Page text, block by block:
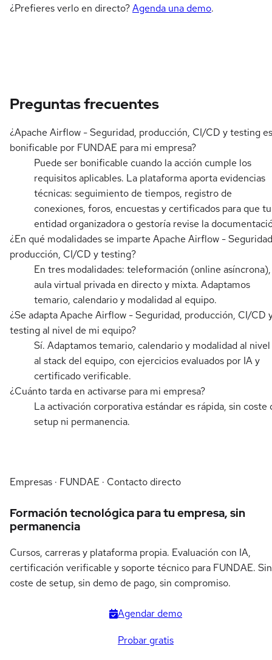
¿Prefieres verlo en directo?Agenda una demo.
Preguntas frecuentes
¿Apache Airflow - Seguridad, producción, CI/CD y testing es
bonificable por FUNDAE para mi empresa?
Puede ser bonificable cuando la acción cumple los
requisitos aplicables. La plataforma aporta evidencias
técnicas: seguimiento de tiempos, registro de
conexiones, foros, encuestas y certificados para que tu
entidad organizadora o gestoría revise la
¿En qué modalidades se imparte Apache Airflow -
producción, CI/CD y testing?
En tres modalidades: teleformación (online asíncrona),
aula virtual privada en directo y mixta. Adaptamos
temario, calendario y modalidad al equipo.
¿Se adapta Apache Airflow - Seguridad, producción, CI/CD
testing al nivel de mi equipo?
Sí. Adaptamos temario, calendario y modalidad al
al stack del equipo, con ejercicios evaluados por IA y
certificado verificable.
¿Cuánto tarda en activarse para mi empresa?
La activación corporativa estándar es rápida, sin coste
setup ni permanencia.
Empresas · FUNDAE · Contacto directo
Formación tecnológica para tu empresa, sin
permanencia
Cursos, carreras y plataforma propia. Evaluación con IA,
certificación verificable y soporte técnico para FUNDAE. Sin
coste de setup, sin demo de pago, sin compromiso.
Agendar demo
Probar gratis